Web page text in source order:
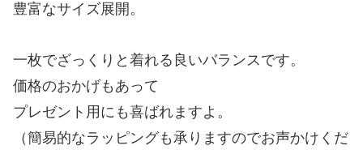
豊富なサイズ展開。
一枚でざっくりと着れる良いバランスです。
価格のおかげもあって
プレゼント用にも喜ばれますよ。
（簡易的なラッピングも承りますのでお声かけくだ